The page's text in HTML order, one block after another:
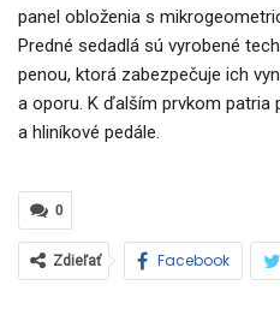
panel obloženia s
Predné sedadlá sú vyrobené
penou, ktorá zabezpečuje ich
a oporu. K ďalším prvkom patria
a hliníkové pedále.
0
Zdieľať Facebook